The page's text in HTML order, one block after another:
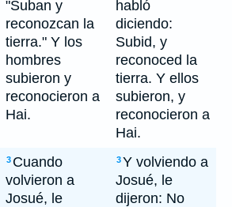
"Suban y
reconozcan la
tierra." Y los
hombres
subieron y
reconocieron a
Hai.
habló
diciendo:
Subid, y
reconoced la
tierra. Y ellos
subieron, y
reconocieron a
Hai.
3 Cuando
volvieron a
Josué, le
3Y volviendo a
Josué, le
dijeron: No